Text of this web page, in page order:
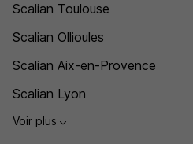
Scalian Toulouse
Scalian Ollioules
Scalian Aix-en-Provence
Scalian Lyon
Voir plus